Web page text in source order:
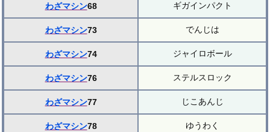
わざマシン68 ギガインパクト
わざマシン73 でんじは
わざマシン74 ジャイロボール
わざマシン76 ステルスロック
わざマシン77 じこあんじ
わざマシン78 ゆうわく